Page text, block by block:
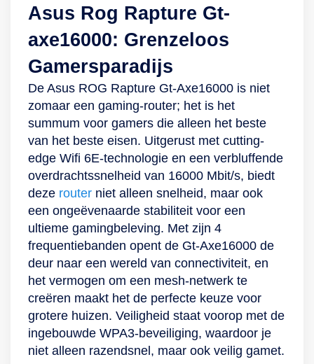
biedt. Kortom, de
Asus ROG Rapture
Gt-Axe11000 is een
krachtige router die
jou als gamer
snelheid, kracht en
veiligheid biedt.
van de Asus Rt-
Ax82U is de
mogelijkheid om
een mesh-netwerk
te vormen. Dit
betekent dat je
meerdere routers
gebruikt om een
groot gebied te
bestrijken en een
naadloze verbinding
te creëren, waarbij
de router zichzelf
automatisch
aanpast aan de
optimale
instellingen. Door
middel van
AiProtection Pro
beschikt de router
over krachtige
extenders. Snel en
betrouwbaar Wees
verzekerd van
snelle, betrouwbare
wifi met de tri-band
Archer Axe75. De
router maakt gebruik
van de stabiele wifi
6E-standaard voor
hogere snelheden,
minder lag en een
hogere capaciteit.
Dankzij snelheden
tot wel 5400 Mbit/s
stream je naadloos
de mooiste films,
worden downloads
razendsnel verwerkt
en blijven zelfs
zware games lag-
vrij. Heb je veel
Asus Rog Rapture Gt-
axe16000: Grenzeloos
Gamersparadijs
De Asus ROG Rapture Gt-Axe16000 is niet
zomaar een gaming-router; het is het
summum voor gamers die alleen het beste
van het beste eisen. Uitgerust met cutting-
edge Wifi 6E-technologie en een verbluffende
overdrachtssnelheid van 16000 Mbit/s, biedt
deze router niet alleen snelheid, maar ook
een ongeëvenaarde stabiliteit voor een
ultieme gamingbeleving. Met zijn 4
frequentiebanden opent de Gt-Axe16000 de
deur naar een wereld van connectiviteit, en
het vermogen om een mesh-netwerk te
creëren maakt het de perfecte keuze voor
grotere huizen. Veiligheid staat voorop met de
ingebouwde WPA3-beveiliging, waardoor je
niet alleen razendsnel, maar ook veilig gamet.